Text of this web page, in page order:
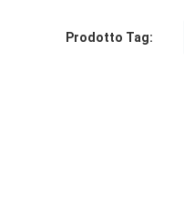
Prodotto Tag: